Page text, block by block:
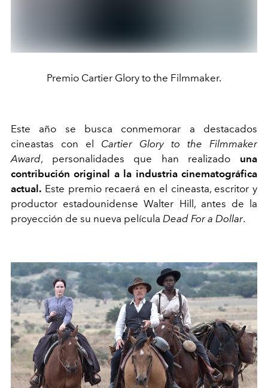
Premio Cartier Glory to the Filmmaker.
Este año se busca conmemorar a destacados
cineastas con el Cartier Glory to the
Filmmaker
Award, personalidades que han realizado una
contribución original a la industria cinematográfica
actual. Este premio recaerá en el cineasta, escritor y
productor estadounidense Walter Hill, antes de la
proyección de su nueva película Dead Fora Dollar.